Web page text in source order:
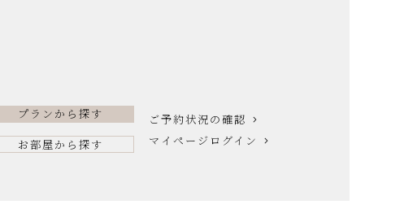
プランから探す
お部屋から探す
ご予約状況の確認
マイページログイン